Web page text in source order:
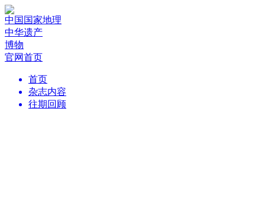
中国国家地理
中华遗产
博物
官网首页
首页
杂志内容
往期回顾